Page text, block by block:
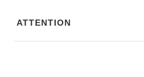
--------------------------------
ATTENTION